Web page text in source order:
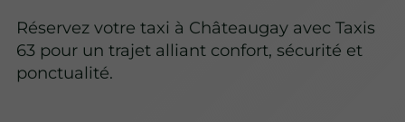
Réservez votre taxi à Châteaugay avec Taxis
63 pour un trajet alliant confort, sécurité et
ponctualité.